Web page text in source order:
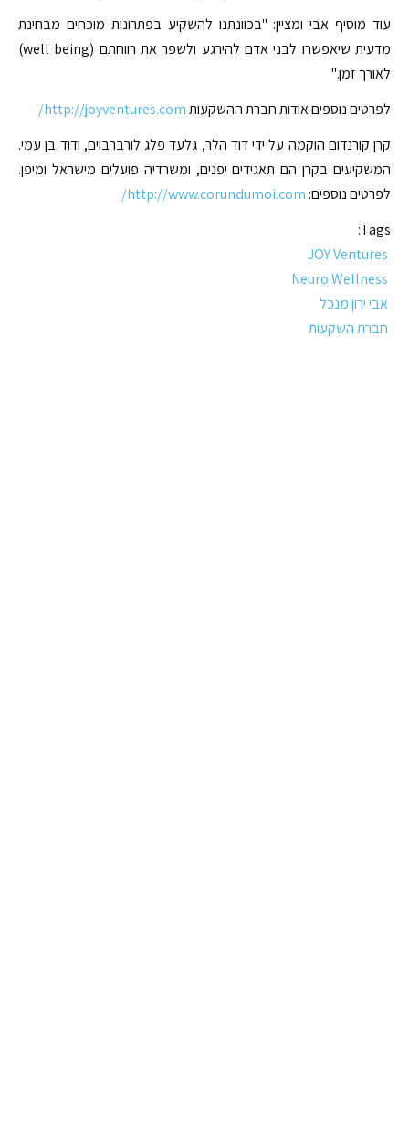
עוד מוסיף אבי ומציין: "בכוונתנו להשקיע בפתרונות מוכחים מבחינת
מדעית שיאפשרו לבני אדם להירגע ולשפר את רווחתם (well being)
לאורך זמן."
לפרטים נוספים אודות חברת ההשקעותhttp://joyventures.com/
קרן קורנדום הוקמה על ידי דוד הלר, גלעד פלג לורברבוים, ודוד בן עמי.
המשקיעים בקרן הם תאגידים יפנים, ומשרדיה פועלים מישראל ומיפן.
לפרטים נוספים: http://www.corundumoi.com/
Tags:
JOY Ventures
Neuro Wellness
אבי ירון מנכל
חברת השקעות